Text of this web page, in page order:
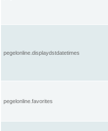
pegelonline.displaydstdatetimes
pegelonline.favorites